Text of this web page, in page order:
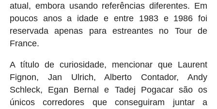
atual, embora usando referências diferentes. Em
poucos anos a idade e entre 1983 e 1986 foi
reservada apenas para estreantes no Tour de
France.
A título de curiosidade, mencionar que Laurent
Fignon, Jan Ulrich, Alberto Contador, Andy
Schleck, Egan Bernal e Tadej Pogacar são os
únicos corredores que conseguiram juntar a